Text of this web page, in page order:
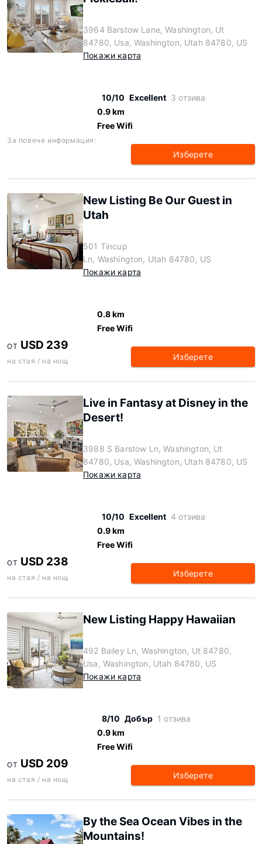
3964 Barstow Lane, Washington, Ut
84780, Usa, Washington, Utah 84780, US
Покажи карта
10/10 Excellent 3 отзива
0.9 km
Free Wifi
За повече информация:
Изберете
New Listing Be Our Guest in
Utah
501 Tincup
Ln, Washington, Utah 84780, US
Покажи карта
0.8 km
Free Wifi
ОТ USD 239
на стая / на нощ Изберете
Live in Fantasy at Disney in the
Desert!
3988 S Barstow Ln, Washington, Ut
84780, Usa, Washington, Utah 84780, US
Покажи карта
10/10 Excellent 4 отзива
0.9 km
Free Wifi
ОТ USD 238
на стая / на нощ Изберете
New Listing Happy Hawaiian
492 Bailey Ln, Washington, Ut 84780,
Usa, Washington, Utah 84780, US
Покажи карта
8/10 Добър 1 отзива
0.9 km
Free Wifi
ОТ USD 209
на стая / на нощ Изберете
By the Sea Ocean Vibes in the
Mountains!